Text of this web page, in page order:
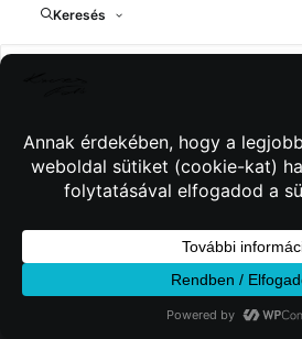
Keresés
© 2026 Kincses Fotó.